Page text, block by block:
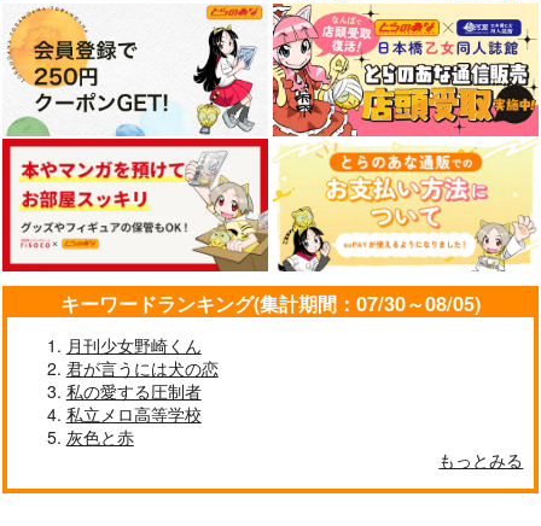
おれとファットのなつ
やすみ
レトロプリン
400円（税込）
サンプル
NOOB!
sto2p
944円（税込）
爆豪勝己×轟焦凍
サンプル
オサナナコイバナ
ルルナナ
787円（税込）
爆豪勝己×轟焦凍
サンプル
キーワードランキング(集計期間：07/30～08/05)
月刊少女野崎くん
君が言うには犬の恋
私の愛する圧制者
私立メロ高等学校
灰色と赤
もっとみる